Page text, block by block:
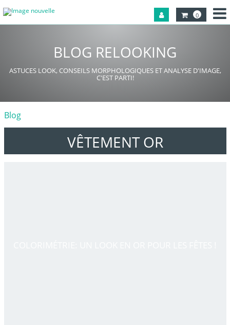
0
BLOG RELOOKING
ASTUCES LOOK, CONSEILS MORPHOLOGIQUES ET ANALYSE D'IMAGE,
C'EST PARTI!
Blog
VÊTEMENT OR